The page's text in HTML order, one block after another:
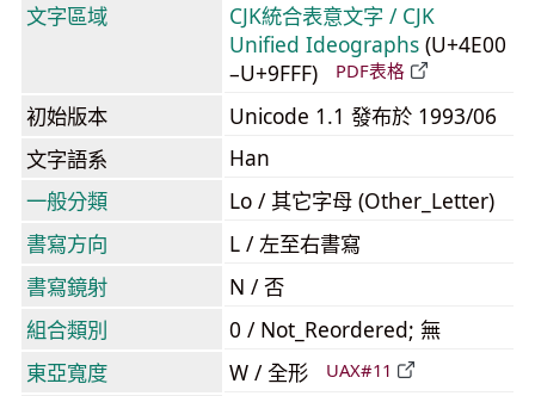
文字區域
CJK統合表意文字 / CJK
Unified Ideographs (U+4E00
–U+9FFF)
PDF表格
初始版本
Unicode 1.1 發布於 1993/06
文字語系
Han
一般分類
Lo / 其它字母 (Other_Letter)
書寫方向
L / 左至右書寫
書寫鏡射
N / 否
組合類別
0 / Not_Reordered; 無
東亞寬度
W / 全形 UAX#11